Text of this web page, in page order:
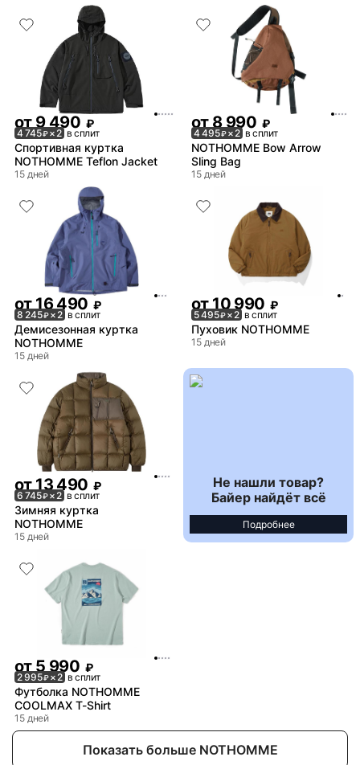
от9 490 ₽
4 745₽× 2 в сплит
Спортивная куртка
NOTHOMME Teflon Jacket
15 дней
от8 990 ₽
4 495₽× 2 в сплит
NOTHOMME Bow Arrow
Sling Bag
15 дней
от 16 490 ₽
8 245₽× 2 в сплит
Демисезонная куртка
NOTHOMME
15 дней
от 10 990 ₽
5 495₽× 2 в сплит
Пуховик NOTHOMME
15 дней
от13 490 ₽
6 745₽× 2 в сплит
Зимняя куртка
NOTHOMME
15 дней
Не нашли товар?
Байер найдёт всё
Подробнее
от5 990 ₽
2 995₽× 2 в сплит
Футболка NOTHOMME
COOLMAX T-Shirt
15 дней
Показать больше NOTHOMME